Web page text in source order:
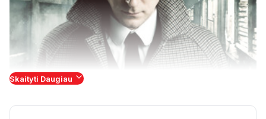
Skaityti Daugiau